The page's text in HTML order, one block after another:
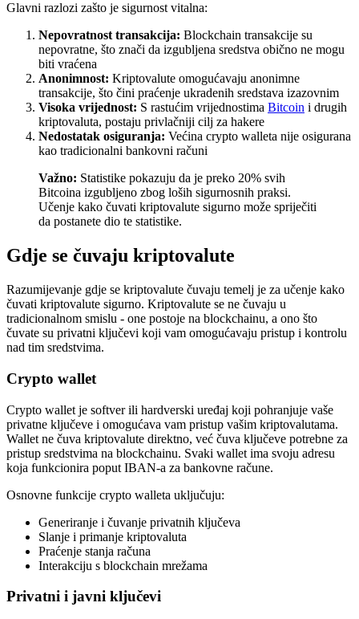
Glavni razlozi zašto je sigurnost vitalna:
Nepovratnost transakcija: Blockchain transakcije su
nepovratne, što znači da izgubljena sredstva obično ne mogu
biti vraćena
Anonimnost: Kriptovalute omogućavaju anonimne
transakcije, što čini praćenje ukradenih sredstava izazovnim
Visoka vrijednost: S rastućim vrijednostima Bitcoin i drugih
kriptovaluta, postaju privlačniji cilj za hakere
Nedostatak osiguranja: Većina crypto walleta nije osigurana
kao tradicionalni bankovni računi
Važno: Statistike pokazuju da je preko 20% svih
Bitcoina izgubljeno zbog loših sigurnosnih praksi.
Učenje kako čuvati kriptovalute sigurno može spriječiti
da postanete dio te statistike.
Gdje se čuvaju kriptovalute
Razumijevanje gdje se kriptovalute čuvaju temelj je za učenje kako
čuvati kriptovalute sigurno. Kriptovalute se ne čuvaju u
tradicionalnom smislu - one postoje na blockchainu, a ono što
čuvate su privatni ključevi koji vam omogućavaju pristup i kontrolu
nad tim sredstvima.
Crypto wallet
Crypto wallet je softver ili hardverski uređaj koji pohranjuje vaše
privatne ključeve i omogućava vam pristup vašim kriptovalutama.
Wallet ne čuva kriptovalute direktno, već čuva ključeve potrebne za
pristup sredstvima na blockchainu. Svaki wallet ima svoju adresu
koja funkcionira poput IBAN-a za bankovne račune.
Osnovne funkcije crypto walleta uključuju:
Generiranje i čuvanje privatnih ključeva
Slanje i primanje kriptovaluta
Praćenje stanja računa
Interakciju s blockchain mrežama
Privatni i javni ključevi